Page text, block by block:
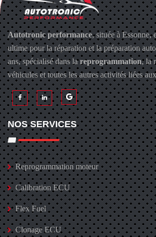
Autotronic performance, située à Essonne,
ultime pour la réparation et la préparation
ans, spécialisé dans lareprogrammation, la
véhicules et toutes les autres activités liées
NOS SERVICES
Reprogrammation moteur
Calibration ECU
Flex Fuel
Clonage ECU